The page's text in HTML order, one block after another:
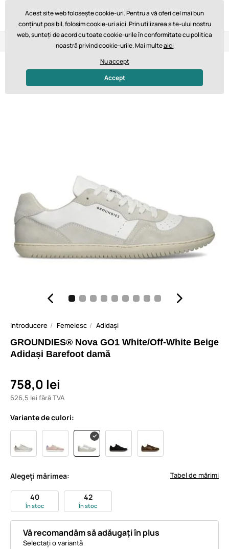
Retur în 14 zile Livrare rapidă de la 747,61 lei GRATUIT
Introducere Femeiesc Adidași
GROUNDIES® Nova GO1 White/Off-White Beige
Adidași Barefoot damă
758,0 lei
626,5 lei fără TVA
Variante de culori:
Tabel de mărimi
Alegeți mărimea:
40
În stoc
42
În stoc
Vă recomandăm să adăugați în plus
Selectați o variantă
Acest site web folosește cookie-uri. Pentru a vă oferi cel mai bun
conținut posibil, folosim cookie-uri aici. Prin utilizarea site-ului nostru
web, sunteți de acord cu toate cookie-urile în conformitate cu politica
noastră privind cookie-urile. Mai multeaici
Nu accept
Accept